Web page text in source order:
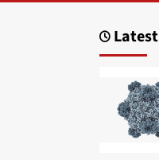
Latest